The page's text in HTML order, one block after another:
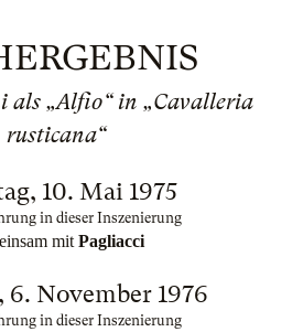
als „Alfio“ in „Cavalleria
rusticana“
10. Mai 1975
in dieser Inszenierung
mit Pagliacci
6. November 1976
in dieser Inszenierung